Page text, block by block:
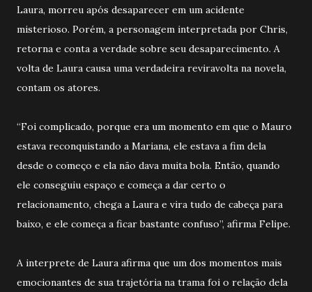
Laura, morreu após desaparecer em um acidente
misterioso. Porém, a personagem interpretada por Chris,
retorna e conta a verdade sobre seu desaparecimento. A
volta de Laura causa uma verdadeira reviravolta na novela,
contam os atores.
“Foi complicado, porque era um momento em que o Mauro
estava reconquistando a Mariana, ele estava a fim dela
desde o começo e ela não dava muita bola. Então, quando
ele conseguiu espaço e começa a dar certo o
relacionamento, chega a Laura e vira tudo de cabeça para
baixo, e ele começa a ficar bastante confuso”, afirma Felipe.
A interprete de Laura afirma que um dos momentos mais
emocionantes de sua trajetória na trama foi o relação dela